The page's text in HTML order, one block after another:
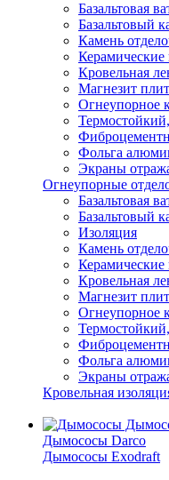
Базальтовая
Базальтовый
Камень
Кровельная
Магнезит
Огнеупорное
Фольга
Экраны
Огнеупорные
Базальтовая
Базальтовый
Изоляция
Камень
Кровельная
Магнезит
Огнеупорное
Фольга
Экраны
Кровельная
Дымососы Darco
Дымососы Exodraft